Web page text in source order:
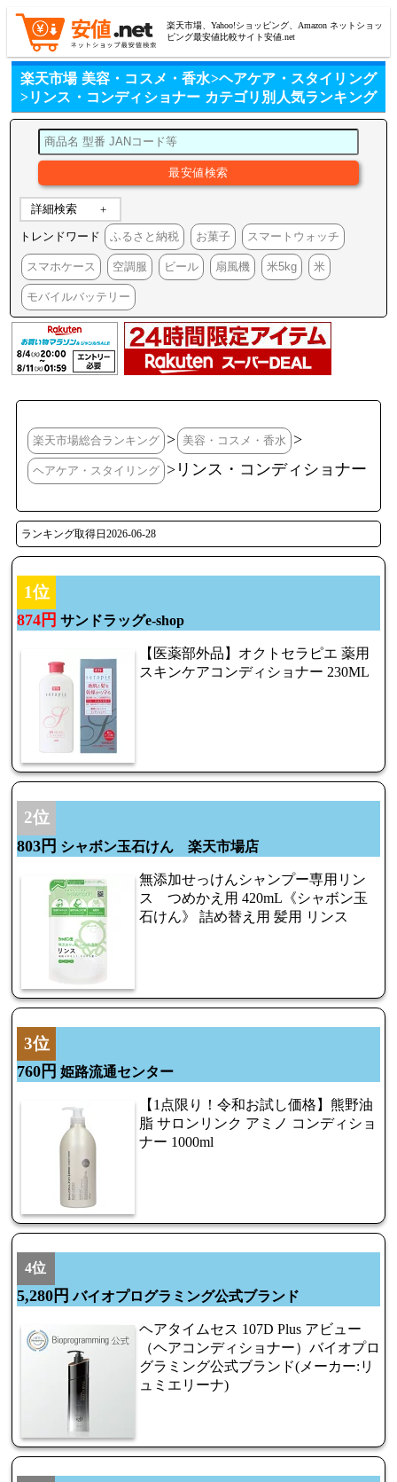
楽天市場、Yahoo!ショッピング、Amazon ネットショッ
ピング最安値比較サイト安値.net
楽天市場 美容・コスメ・香水>ヘアケア・スタイリング
>リンス・コンディショナー カテゴリ別人気ランキング
詳細検索
トレンドワード ふるさと納税 お菓子 スマートウォッチ
スマホケース 空調服 ビール 扇風機 米5kg 米
モバイルバッテリー
楽天市場総合ランキング > 美容・コスメ・香水 >
ヘアケア・スタイリング >リンス・コンディショナー
ランキング取得日2026-06-28
1位
874円 サンドラッグe-shop
【医薬部外品】オクトセラピエ 薬用
スキンケアコンディショナー 230ML
2位
803円 シャボン玉石けん 楽天市場店
無添加せっけんシャンプー専用リン
ス つめかえ用 420mL《シャボン玉
石けん》 詰め替え用 髪用 リンス
3位
760円 姫路流通センター
【1点限り！令和お試し価格】熊野油
脂 サロンリンク アミノ コンディショ
ナー 1000ml
4位
5,280円 バイオプログラミング公式ブランド
ヘアタイムセス 107D Plus アビュー
（ヘアコンディショナー）バイオプロ
グラミング公式ブランド(メーカー:リ
ュミエリーナ)